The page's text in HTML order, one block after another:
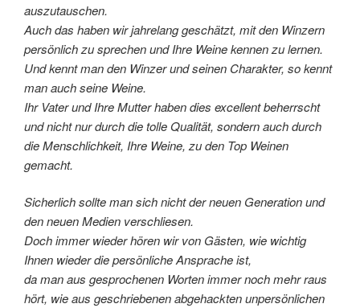
auszutauschen.
Auch das haben wir jahrelang geschätzt, mit den Winzern
persönlich zu sprechen und Ihre Weine kennen zu lernen.
Und kennt man den Winzer und seinen Charakter, so kennt
man auch seine Weine.
Ihr Vater und Ihre Mutter haben dies excellent beherrscht
und nicht nur durch die tolle Qualität, sondern auch durch
die Menschlichkeit, Ihre Weine, zu den Top Weinen
gemacht.
Sicherlich sollte man sich nicht der neuen Generation und
den neuen Medien verschliesen.
Doch immer wieder hören wir von Gästen, wie wichtig
Ihnen wieder die persönliche Ansprache ist,
da man aus gesprochenen Worten immer noch mehr raus
hört, wie aus geschriebenen abgehackten unpersönlichen